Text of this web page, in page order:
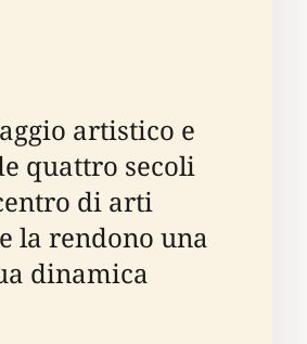
artistico e
quattro secoli
di arti
la rendono una
dinamica